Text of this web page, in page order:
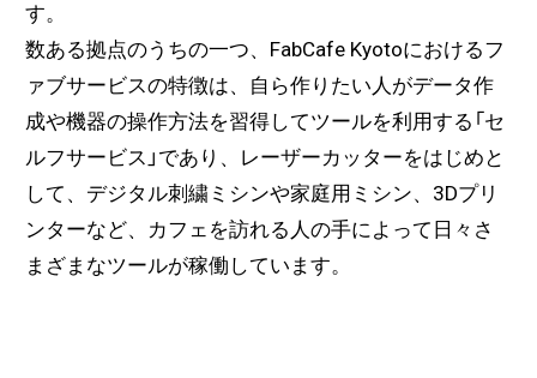
す。
数ある拠点のうちの一つ、FabCafe Kyotoにおけるフ
ァブサービスの特徴は、自ら作りたい人がデータ作
成や機器の操作方法を習得してツールを利用する「セ
ルフサービス」であり、レーザーカッターをはじめと
して、デジタル刺繍ミシンや家庭用ミシン、3Dプリ
ンターなど、カフェを訪れる人の手によって日々さ
まざまなツールが稼働しています。